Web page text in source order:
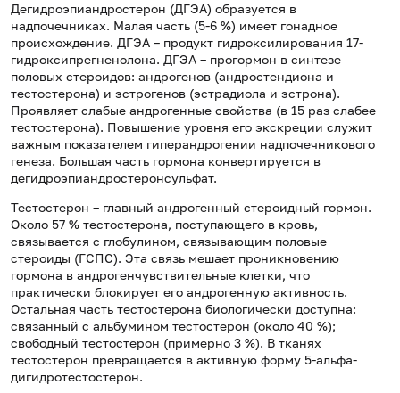
Дегидроэпиандростерон (ДГЭА) образуется в
надпочечниках. Малая часть (5-6 %) имеет гонадное
происхождение. ДГЭА – продукт гидроксилирования 17-
гидроксипрегненолона. ДГЭА – прогормон в синтезе
половых стероидов: андрогенов (андростендиона и
тестостерона) и эстрогенов (эстрадиола и эстрона).
Проявляет слабые андрогенные свойства (в 15 раз слабее
тестостерона). Повышение уровня его экскреции служит
важным показателем гиперандрогении надпочечникового
генеза. Большая часть гормона конвертируется в
дегидроэпиандростеронсульфат.
Тестостерон – главный андрогенный стероидный гормон.
Около 57 % тестостерона, поступающего в кровь,
связывается с глобулином, связывающим половые
стероиды (ГСПС). Эта связь мешает проникновению
гормона в андрогенчувствительные клетки, что
практически блокирует его андрогенную активность.
Остальная часть тестостерона биологически доступна:
связанный с альбумином тестостерон (около 40 %);
свободный тестостерон (примерно 3 %). В тканях
тестостерон превращается в активную форму 5-альфа-
дигидротестостерон.